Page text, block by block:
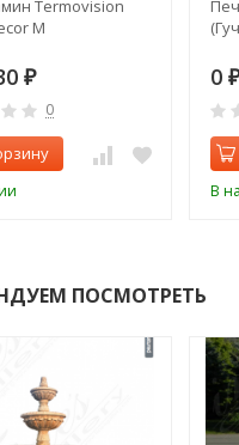
Termovision
M
₽
0
0 ₽
В
ПОСМОТРЕТЬ